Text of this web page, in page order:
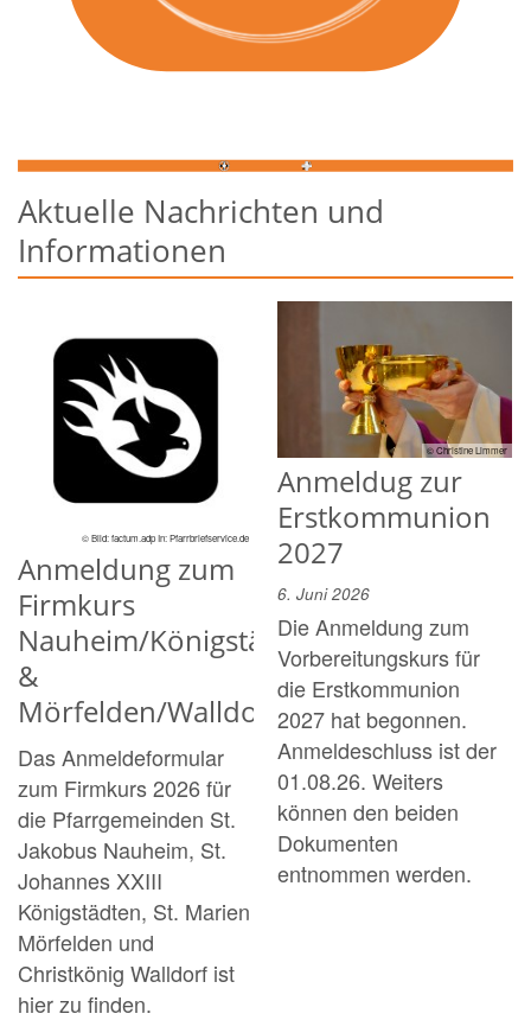
Aktuelle Nachrichten und
Informationen
© Bild: factum.adp In: Pfarrbriefservice.de
Anmeldung zum
Firmkurs
Nauheim/Königstädten
&
Mörfelden/Walldorf
Das Anmeldeformular
zum Firmkurs 2026 für
die Pfarrgemeinden St.
Jakobus Nauheim, St.
Johannes XXIII
Königstädten, St. Marien
Mörfelden und
Christkönig Walldorf ist
hier zu finden.
© Christine Limmer
Anmeldug zur
Erstkommunion
2027
6. Juni 2026
Die Anmeldung zum
Vorbereitungskurs für
die Erstkommunion
2027 hat begonnen.
Anmeldeschluss ist der
01.08.26. Weiters
können den beiden
Dokumenten
entnommen werden.